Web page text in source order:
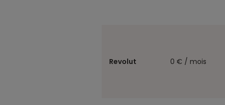
Revolut 0 € / mois